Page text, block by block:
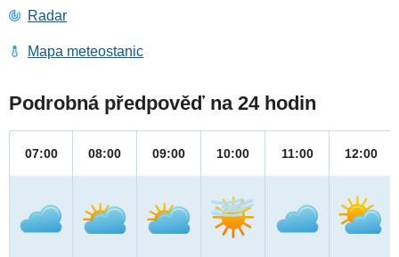
Radar
Mapa meteostanic
Podrobná předpověď na 24 hodin
07:00 08:00 09:00 10:00 11:00 12:00